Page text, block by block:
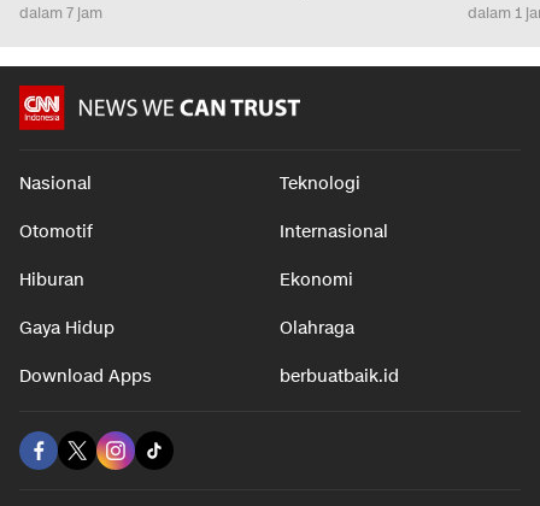
dalam 7 jam dalam 1
Nasional Teknologi
Otomotif Internasional
Hiburan Ekonomi
Gaya Hidup Olahraga
Download Apps berbuatbaik.id